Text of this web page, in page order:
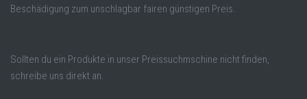
Beschädigung zum unschlagbar fairen günstigen Preis.
Sollten du ein Produkte in unser Preissuchmschine nicht finden,
schreibe uns direkt an.